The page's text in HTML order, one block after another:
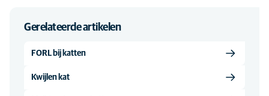
Gerelateerde artikelen
FORL bij katten
Kwijlen kat